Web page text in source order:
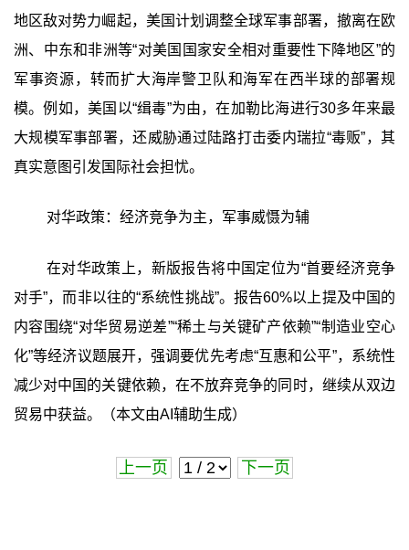
地区敌对势力崛起，美国计划调整全球军事部署，撤离在欧
洲、中东和非洲等“对美国国家安全相对重要性下降地区”的
军事资源，转而扩大海岸警卫队和海军在西半球的部署规
模。例如，美国以“缉毒”为由，在加勒比海进行30多年来最
大规模军事部署，还威胁通过陆路打击委内瑞拉“毒贩”，其
真实意图引发国际社会担忧。
对华政策：经济竞争为主，军事威慑为辅
在对华政策上，新版报告将中国定位为“首要经济竞争
对手”，而非以往的“系统性挑战”。报告60%以上提及中国的
内容围绕“对华贸易逆差”“稀土与关键矿产依赖”“制造业空心
化”等经济议题展开，强调要优先考虑“互惠和公平”，系统性
减少对中国的关键依赖，在不放弃竞争的同时，继续从双边
贸易中获益。（本文由AI辅助生成）
上一页 下一页